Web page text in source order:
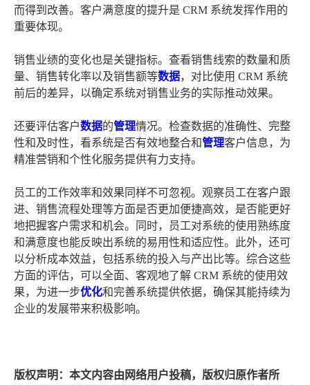
而得到改善。客户满意度的提升是 CRM 系统发挥作用的
重要体现。
销售业绩的变化也是关键指标。查看销售线索的数量和质
量、销售转化率以及销售额等数据，对比使用 CRM 系统
前后的差异，以确定系统对销售业务的实际推动效果。
还要评估客户数据的管理情况。检查数据的准确性、完整
性和及时性，看系统是否有效地整合和管理客户信息，为
精准营销和个性化服务提供有力支持。
员工的工作效率和效果同样不可忽视。观察员工在客户跟
进、销售流程处理等方面是否更加便捷高效，是否能更好
地把握客户需求和机会。同时，员工对系统的使用熟练度
和满意度也能反映出系统的易用性和适应性。此外，还可
以分析成本效益，包括系统的投入与产出比等。综合这些
方面的评估，可以全面、客观地了解 CRM 系统的使用效
果，为进一步优化和完善系统提供依据，确保其能持续为
企业的发展带来积极影响。
版权声明：本文内容由网络用户投稿，版权归原作者所